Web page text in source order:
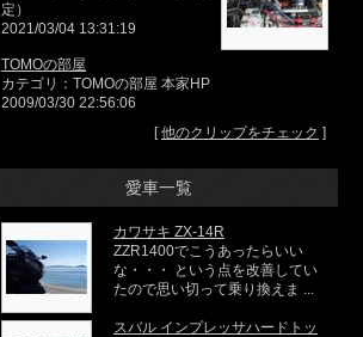
定）
2021/03/04 13:31:19
TOMOの部屋
カテゴリ：TOMOの部屋 本家HP
2009/03/30 22:56:06
[他のクリップをチェック ]
愛車一覧
カワサキ ZX-14R
ZZR1400でこうあったらいい
な・・・ という点を改善してい
たので思い切って乗り換えま ...
スバル インプレッサハードトッ